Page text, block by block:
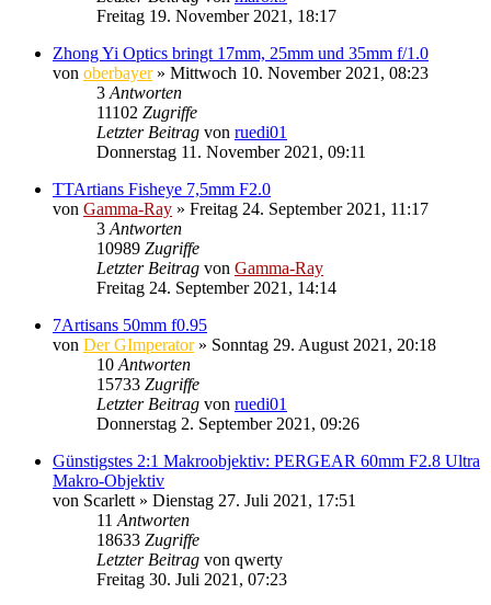
Freitag 19. November 2021, 18:17
Zhong Yi Optics bringt 17mm, 25mm und 35mm f/1.0
von oberbayer» Mittwoch 10. November 2021, 08:23
3 Antworten
11102 Zugriffe
Letzter Beitrag von ruedi01
Donnerstag 11. November 2021, 09:11
TTArtians Fisheye 7,5mm F2.0
von Gamma-Ray » Freitag 24. September 2021, 11:17
3 Antworten
10989 Zugriffe
Letzter Beitrag von Gamma-Ray
Freitag 24. September 2021, 14:14
7Artisans 50mm f0.95
von Der GImperator» Sonntag 29. August 2021, 20:18
10 Antworten
15733 Zugriffe
Letzter Beitrag von ruedi01
Donnerstag 2. September 2021, 09:26
Günstigstes 2:1 Makroobjektiv: PERGEAR 60mm F2.8 Ultra
Makro-Objektiv
von Scarlett » Dienstag 27. Juli 2021, 17:51
11 Antworten
18633 Zugriffe
Letzter Beitrag von qwerty
Freitag 30. Juli 2021, 07:23